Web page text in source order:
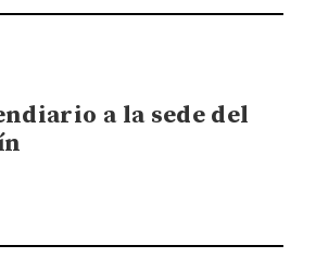
a la sede del